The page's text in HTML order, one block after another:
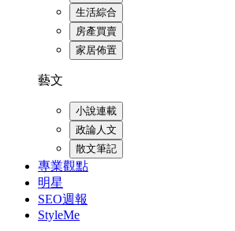
生活綜合
房產買賣
家居佈置
藝文
小說連載
政論人文
散文筆記
專業觀點
明星
SEO週報
StyleMe